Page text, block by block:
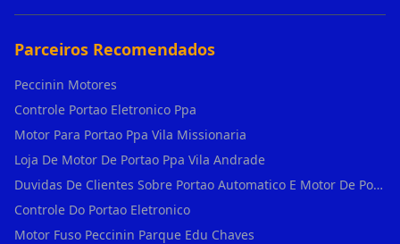
Parceiros Recomendados
Peccinin Motores
Controle Portao Eletronico Ppa
Motor Para Portao Ppa Vila Missionaria
Loja De Motor De Portao Ppa Vila Andrade
Duvidas De Clientes Sobre Portao Automatico E Motor De Portao Motor Para Portao De Ferro
Controle Do Portao Eletronico
Motor Fuso Peccinin Parque Edu Chaves